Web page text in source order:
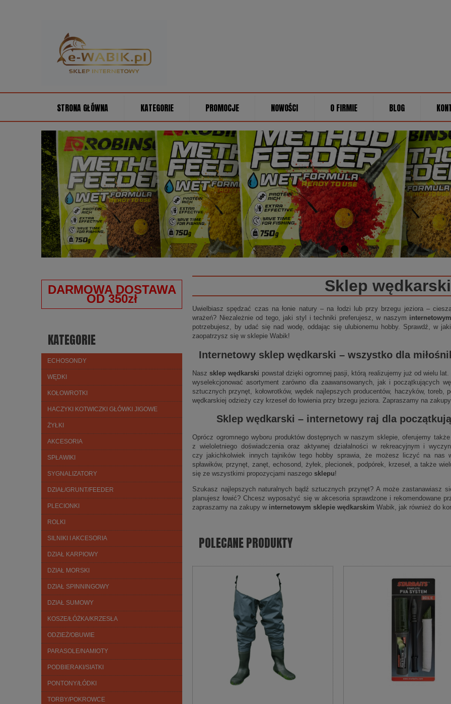
STRONA GŁÓWNA KATEGORIE PROMOCJE NOWOŚCI O FIRMIE BLOG
DARMOWA DOSTAWA
OD 350zł
KATEGORIE
ECHOSONDY
WĘDKI
KOŁOWROTKI
HACZYKI KOTWICZKI GŁÓWKI JIGOWE
ŻYŁKI
AKCESORIA
SPŁAWIKI
SYGNALIZATORY
DZIAŁ/GRUNT/FEEDER
PLECIONKI
ROLKI
SILNIKI I AKCESORIA
DZIAŁ KARPIOWY
DZIAŁ MORSKI
DZIAŁ SPINNINGOWY
DZIAŁ SUMOWY
KOSZE/ŁÓŻKA/KRZESŁA
ODZIEŻ/OBUWIE
PARASOLE/NAMIOTY
PODBIERAKI/SIATKI
PONTONY/ŁÓDKI
TORBY/POKROWCE
Sklep wędkarski
Uwielbiasz spędzać czas na łonie natury – na łodzi lub przy brzegu jeziora –
wrażeń? Niezależnie od tego, jaki styl i techniki preferujesz, w naszym
potrzebujesz, by udać się nad wodę, oddając się ulubionemu hobby. Sprawdź, w
zaopatrzysz się w sklepie Wabik!
Internetowy sklep wędkarski – wszystko dla
Naszsklep wędkarski powstał dzięki ogromnej pasji, którą realizujemy już od wielu
wyselekcjonować asortyment zarówno dla zaawansowanych, jak i początkujących
sztucznych przynęt, kołowrotków, wędek najlepszych producentów, haczyków, toreb,
wędkarskiej odzieży czy krzeseł do łowienia przy brzegu jeziora. Zapraszamy na
Sklep wędkarski – internetowyraj dla
Oprócz ogromnego wyboru produktów dostępnych w naszym sklepie, oferujemy
z wieloletniego doświadczenia oraz aktywnej działalności w rekreacyjnym i
czy jakichkolwiek innych tajników tego hobby sprawia, że możesz liczyć na nas
spławików, przynęt, zanęt, echosond, żyłek, plecionek, podpórek, krzeseł, a także
się ze wszystkimi propozycjami naszego sklepu!
Szukasz najlepszych naturalnych bądź sztucznych przynęt? A może zastanawiasz
planujesz łowić? Chcesz wyposażyć się w akcesoria sprawdzone i rekomendowane
zapraszamy na zakupy w internetowym sklepie wędkarskim Wabik, jak również do
POLECANE PRODUKTY